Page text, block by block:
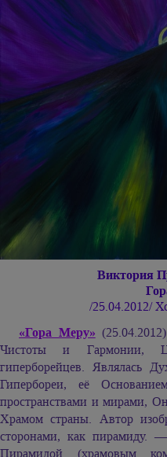
Виктория
/25.04.2012/
«Гора Меру»
Чистоты и Гармонии,
гиперборейцев. Являлась
Гипербореи, её
пространствами и мирами,
Храмом страны. Автор
сторонами, как